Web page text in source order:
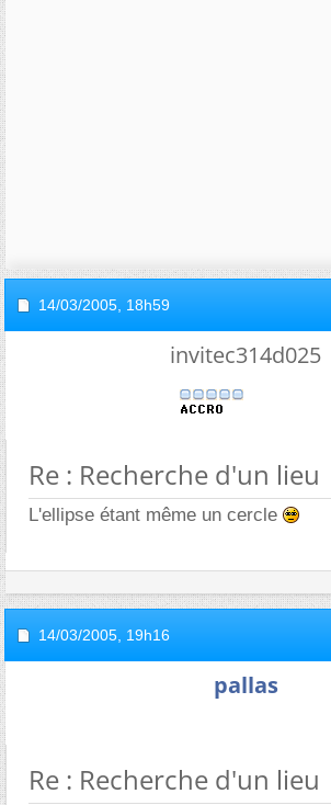
14/03/2005, 18h59
invitec314d025
Re : Recherche d'un lieu
L'ellipse étant même un cercle
14/03/2005, 19h16
pallas
Re : Recherche d'un lieu